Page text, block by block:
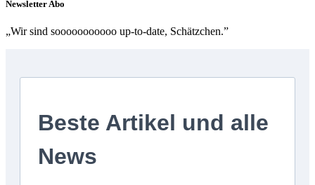
Newsletter Abo
„Wir sind sooooooooooo up-to-date, Schätzchen.”